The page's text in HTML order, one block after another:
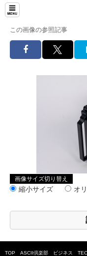
この画像の参照記事
画像サイズ切り替え
縮小サイズ オ
TOP ASCII倶楽部 ビジネス